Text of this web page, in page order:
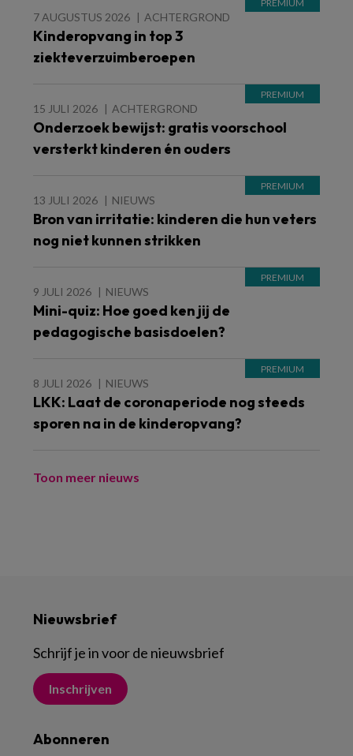
7 AUGUSTUS 2026 ACHTERGROND
Kinderopvang in top 3
ziekteverzuimberoepen
15 JULI 2026 ACHTERGROND
Onderzoek bewijst: gratis voorschool
versterkt kinderen én ouders
13 JULI 2026 NIEUWS
Bron van irritatie: kinderen die hun veters
nog niet kunnen strikken
9 JULI 2026 NIEUWS
Mini-quiz: Hoe goed ken jij de
pedagogische basisdoelen?
8 JULI 2026 NIEUWS
LKK: Laat de coronaperiode nog steeds
sporen na in de kinderopvang?
Toon meer nieuws
Nieuwsbrief
Schrijf je in voor de nieuwsbrief
Inschrijven
Abonneren